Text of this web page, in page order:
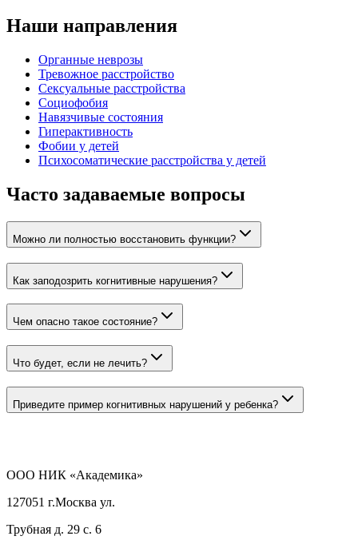
Наши направления
Органные неврозы
Тревожное расстройство
Сексуальные расстройства
Социофобия
Навязчивые состояния
Гиперактивность
Фобии у детей
Психосоматические расстройства у детей
Часто задаваемые вопросы
Можно ли полностью восстановить функции?
Как заподозрить когнитивные нарушения?
Чем опасно такое состояние?
Что будет, если не лечить?
Приведите пример когнитивных нарушений у ребенка?
ООО НИК «Академика»
127051 г.Москва ул.
Трубная д. 29 с. 6